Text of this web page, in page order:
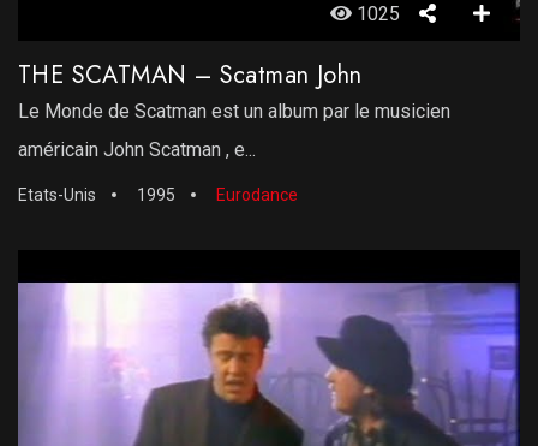
1025
THE SCATMAN – Scatman John
Le Monde de Scatman est un album par le musicien
américain John Scatman , e...
Etats-Unis 1995 Eurodance